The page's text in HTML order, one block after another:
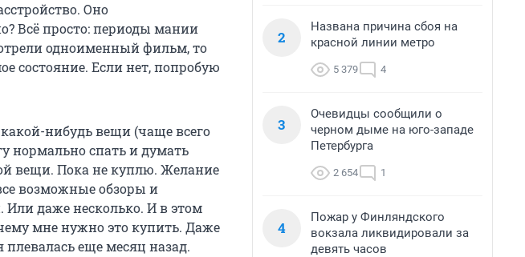
Оно
Всё просто: периоды мании
одноименный фильм, то
состояние. Если нет, попробую
нибудь вещи (чаще всего
нормально спать и думать
вещи. Пока не куплю. Желание
возможные обзоры и
Или даже несколько. И в этом
мне нужно это купить. Даже
плевалась еще месяц назад.
2
Названа причина сбоя на
красной линии метро
5 379 4
3
Очевидцы сообщили о
черном дыме на юго-западе
Петербурга
2 654 1
4
Пожар у Финляндского
вокзала ликвидировали за
девять часов